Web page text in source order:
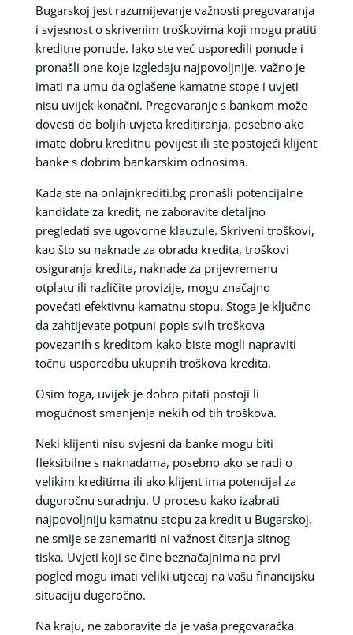
Bugarskoj jest razumijevanje važnosti pregovaranja
i svjesnost o skrivenim troškovima koji mogu pratiti
kreditne ponude. Iako ste već usporedili ponude i
pronašli one koje izgledaju najpovoljnije, važno je
imati na umu da oglašene kamatne stope i uvjeti
nisu uvijek konačni. Pregovaranje s bankom može
dovesti do boljih uvjeta kreditiranja, posebno ako
imate dobru kreditnu povijest ili ste postojeći klijent
banke s dobrim bankarskim odnosima.
Kada ste na onlajnkrediti.bg pronašli potencijalne
kandidate za kredit, ne zaboravite detaljno
pregledati sve ugovorne klauzule. Skriveni troškovi,
kao što su naknade za obradu kredita, troškovi
osiguranja kredita, naknade za prijevremenu
otplatu ili različite provizije, mogu značajno
povećati efektivnu kamatnu stopu. Stoga je ključno
da zahtijevate potpuni popis svih troškova
povezanih s kreditom kako biste mogli napraviti
točnu usporedbu ukupnih troškova kredita.
Osim toga, uvijek je dobro pitati postoji li
mogućnost smanjenja nekih od tih troškova.
Neki klijenti nisu svjesni da banke mogu biti
fleksibilne s naknadama, posebno ako se radi o
velikim kreditima ili ako klijent ima potencijal za
dugoročnu suradnju. U procesu kako izabrati
najpovoljniju kamatnu stopu za kredit u Bugarskoj,
ne smije se zanemariti ni važnost čitanja sitnog
tiska. Uvjeti koji se čine beznačajnima na prvi
pogled mogu imati veliki utjecaj na vašu financijsku
situaciju dugoročno.
Na kraju, ne zaboravite da je vaša pregovaračka